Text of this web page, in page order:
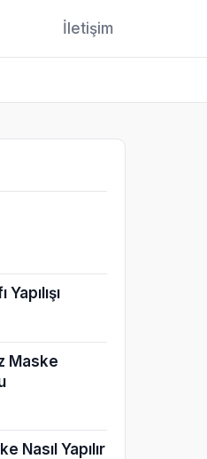
İletişim
Yapılışı
Maske
Nasıl Yapılır